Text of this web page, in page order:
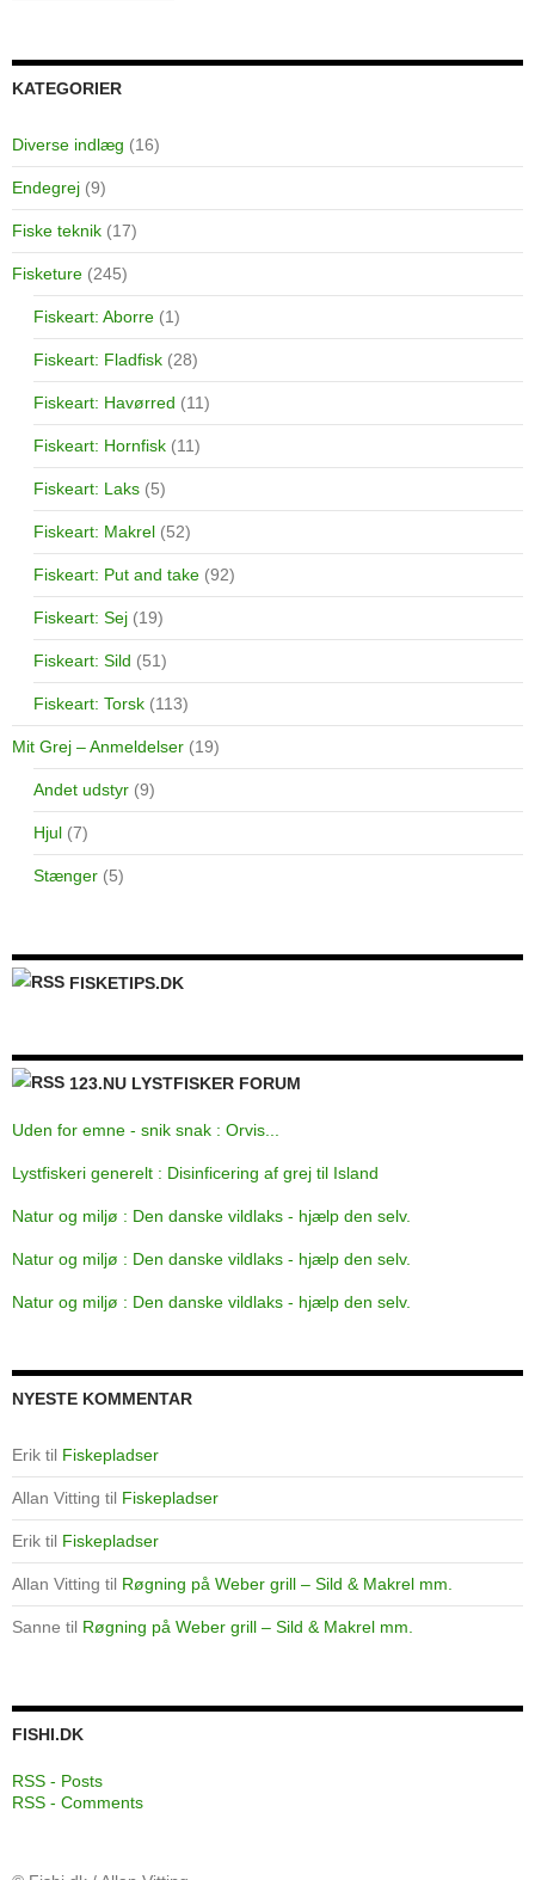
KATEGORIER
Diverse indlæg (16)
Endegrej (9)
Fiske teknik (17)
Fisketure (245)
Fiskeart: Aborre (1)
Fiskeart: Fladfisk (28)
Fiskeart: Havørred (11)
Fiskeart: Hornfisk (11)
Fiskeart: Laks (5)
Fiskeart: Makrel (52)
Fiskeart: Put and take (92)
Fiskeart: Sej (19)
Fiskeart: Sild (51)
Fiskeart: Torsk (113)
Mit Grej – Anmeldelser (19)
Andet udstyr (9)
Hjul (7)
Stænger (5)
FISKETIPS.DK
123.NU LYSTFISKER FORUM
Uden for emne - snik snak : Orvis...
Lystfiskeri generelt : Disinficering af grej til Island
Natur og miljø : Den danske vildlaks - hjælp den selv.
Natur og miljø : Den danske vildlaks - hjælp den selv.
Natur og miljø : Den danske vildlaks - hjælp den selv.
NYESTE KOMMENTAR
Erik til Fiskepladser
Allan Vitting til Fiskepladser
Erik til Fiskepladser
Allan Vitting til Røgning på Weber grill – Sild & Makrel mm.
Sanne til Røgning på Weber grill – Sild & Makrel mm.
FISHI.DK
RSS - Posts
RSS - Comments